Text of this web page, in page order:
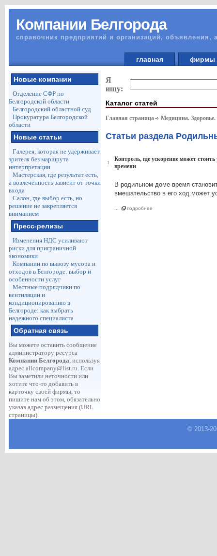
Компании Белгорода
справочник предприятий и организаций, объявления,
главная
Новые компании
Отделение СФР по
Белгородской области
Белгородский областной суд
Прокуратура Белгородской
области
Новые статьи
Галерея, которая не удерживает
зрителя без маршрута
интерпретации
Мастерская, где результат есть,
а вовлечённость зависит от точки
входа
Салон, где выбор есть, но
решение не закрепляется
вниманием
Пресс-релизы
Изменения НДС усиливают
риски для приграничной
экономики
Компании по вывозу мусора и
отходов в Белгороде: выбор и
особенности услуг
Местные подрядчики по
вентиляции и
кондиционированию в
Белгороде: как выбрать
надежного специалиста
Обратная связь
Вы можете оставить сообщение
администратору ресурса
Компании Белгорода, используя
адрес allcompany@list.ru. Если
Вы заметили неточности или
хотите что-то добавить в
карточку своей фирмы, то
пишите нам об этом, обязательно
указав адрес размещения (URL
страницы).
Я
ищу:
Каталог статей
Главная страница Медицина. Здоровье.
Статьи раздела
1.
Контроль, где ускорение может
времени
В родильном доме время
вмешательство в его ход может
подробнее
© 2013-